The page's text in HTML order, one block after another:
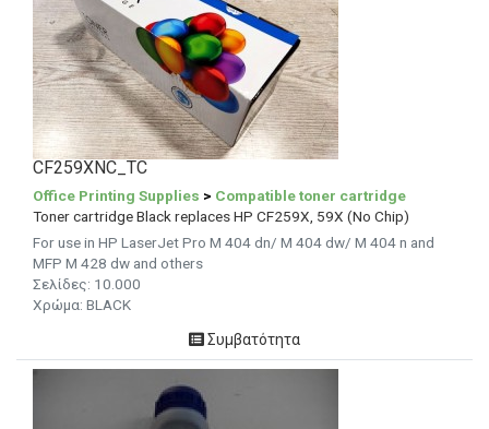
CF259XNC_TC
Office Printing Supplies > Compatible toner cartridge
Toner cartridge Black replaces HP CF259X, 59X (No Chip)
For use in HP LaserJet Pro M 404 dn/ M 404 dw/ M 404 n and
MFP M 428 dw and others
Σελίδες: 10.000
Χρώμα: BLACK
Συμβατότητα